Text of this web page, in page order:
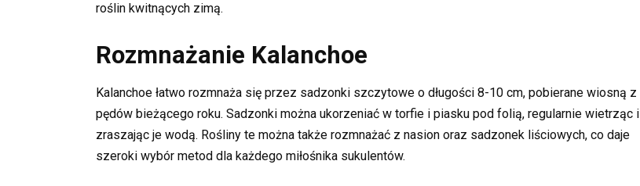
roślin kwitnących zimą.
Rozmnażanie Kalanchoe
Kalanchoe łatwo rozmnaża się przez sadzonki szczytowe o długości 8-10 cm, pobierane wiosną z
pędów bieżącego roku. Sadzonki można ukorzeniać w torfie i piasku pod folią, regularnie wietrząc i
zraszając je wodą. Rośliny te można także rozmnażać z nasion oraz sadzonek liściowych, co daje
szeroki wybór metod dla każdego miłośnika sukulentów.